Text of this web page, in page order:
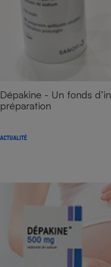
Dépakine - Un fonds
préparation
ACTUALITÉ